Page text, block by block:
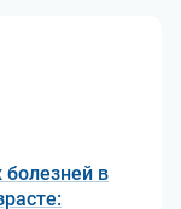
болезней в